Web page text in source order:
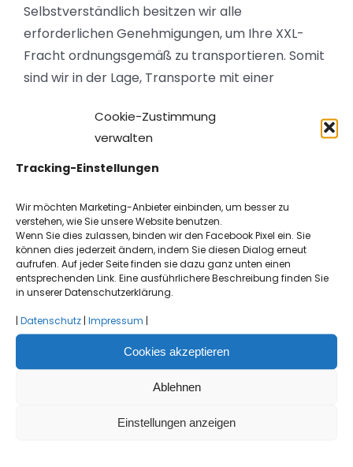
Cookie-Zustimmung
verwalten
Tracking-Einstellungen
Wir möchten Marketing-Anbieter einbinden, um besser zu
verstehen, wie Sie unsere Website benutzen.
Wenn Sie dies zulassen, binden wir den Facebook Pixel ein. Sie
können dies jederzeit ändern, indem Sie diesen Dialog erneut
aufrufen. Auf jeder Seite finden sie dazu ganz unten einen
entsprechenden Link. Eine ausführlichere Beschreibung finden Sie
in unserer Datenschutzerklärung.
Datenschutz Impressum
Cookies akzeptieren
Ablehnen
Einstellungen anzeigen
Selbstverständlich besitzen wir alle
erforderlichen Genehmigungen, um Ihre XXL-
Fracht ordnungsgemäß zu transportieren. Somit
sind wir in der Lage, Transporte mit einer
Deutschland durchzuführen.
Mit unserem modernen und stets
flexibel für Sie im Einsatz. Unsere
Kippmuldenfahrzeuge, Sattelzüge, Tieflader und
Wasserwagen freuen sich auf Ihren Auftrag.